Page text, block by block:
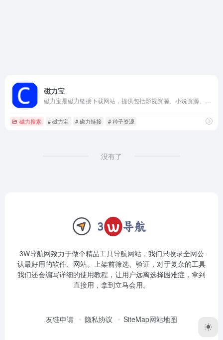
磁力宝
磁力搜索 # 磁力宝 # 磁力链接 # 种子资源
没有了
3W导航网致力于做个精品工具导航网站，我们只收录全网公
认最好用的软件、网站。上架前筛选、验证，对于复杂的工具
我们还会编写详细的使用教程，让用户远离选择困难症，拿到
直接用，拿到立马会用。
友链申请 隐私协议 SiteMap网站地图